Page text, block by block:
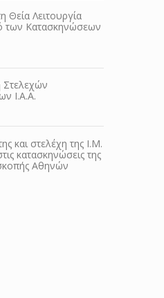
Θεία Λειτουργία
των Κατασκηνώσεων
Στελεχών
Ι.Α.Α.
και στελέχη της Ι.Μ.
κατασκηνώσεις της
Αθηνών